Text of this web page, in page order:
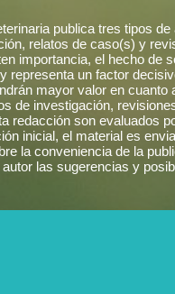
Semiología
Animales
Toxicología
Zoonosis
publica tres tipos
relatos de caso(s) y
importancia, el hecho de
representa un factor
mayor valor en cuanto
de investigación,
redacción son evaluados
inicial, el material es
la conveniencia de la
las sugerencias y